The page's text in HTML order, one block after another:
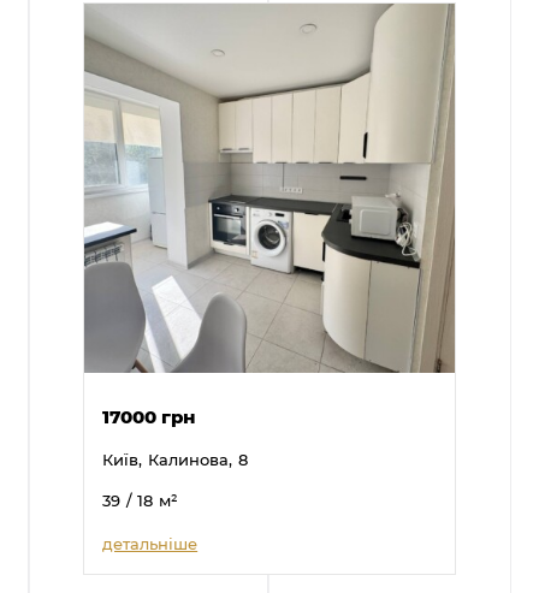
17000 грн
Київ, Калинова, 8
39 / 18 м²
детальніше